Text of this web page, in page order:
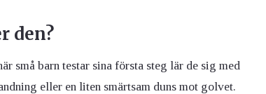
den?
små barn testar sina första steg lär de sig med
eller en liten smärtsam duns mot golvet.